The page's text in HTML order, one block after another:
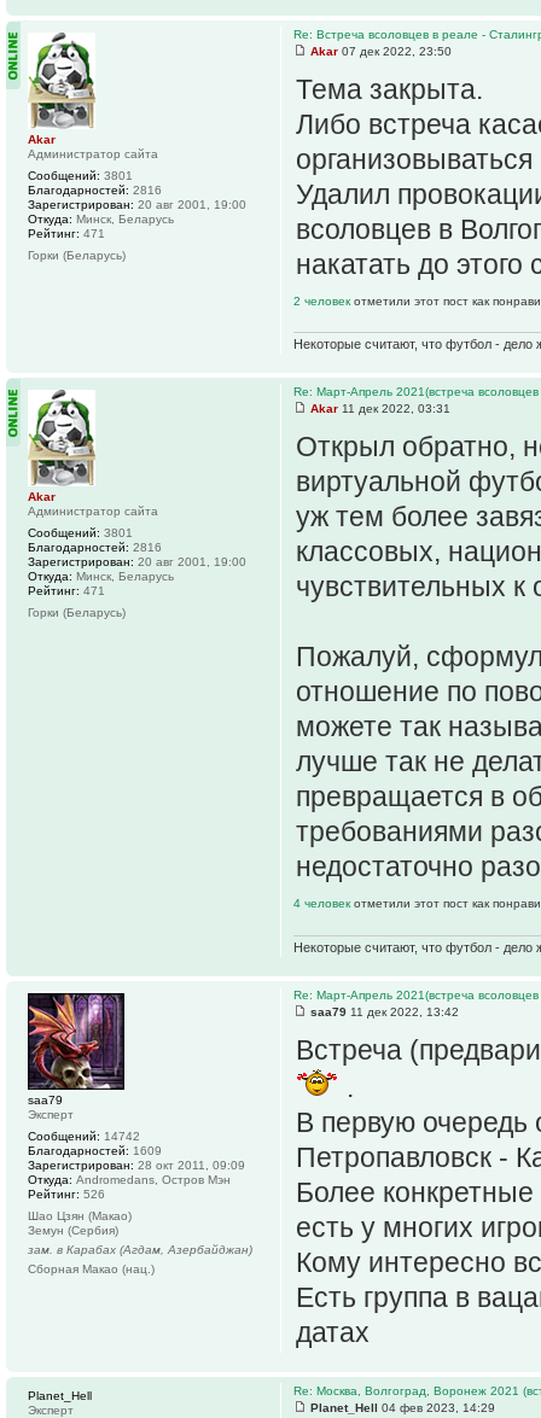
Re: Встреча всоловцев в реале -
Akar 07 дек 2022, 23:50
Тема закрыта.
Либо встреча
Удалил
всоловцев в
накатать до
2 человек отметили этот пост как
Некоторые считают, что футбол -
Akar
Администратор сайта
Сообщений: 3801
Благодарностей: 2816
Зарегистрирован: 20 авг 2001, 19:00
Откуда: Минск, Беларусь
Рейтинг: 471
Горки (Беларусь)
Re: Март-Апрель 2021(встреча
Akar 11 дек 2022, 03:31
Открыл обратно,
виртуальной
уж тем более
классовых,
чувствительных
Пожалуй,
отношение по
можете так
лучше так не
превращается в
требованиями
недостаточно
4 человек отметили этот пост как
Некоторые считают, что футбол -
Akar
Администратор сайта
Сообщений: 3801
Благодарностей: 2816
Зарегистрирован: 20 авг 2001, 19:00
Откуда: Минск, Беларусь
Рейтинг: 471
Горки (Беларусь)
Re: Март-Апрель 2021(встреча
saa79 11 дек 2022, 13:42
Встреча
.
В первую очередь
Петропавловск -
Более
есть у многих
Кому интересно
Есть группа в
датах
saa79
Эксперт
Сообщений: 14742
Благодарностей: 1609
Зарегистрирован: 28 окт 2011, 09:09
Откуда: Andromedans, Остров Мэн
Рейтинг: 526
Шао Цзян (Макао)
Земун (Сербия)
зам. в Карабах (Агдам, Азербайджан)
Сборная Макао (нац.)
Re: Москва, Волгоград, Воронеж 2021
Planet_Hell 04 фев 2023, 14:29
Planet_Hell
Эксперт